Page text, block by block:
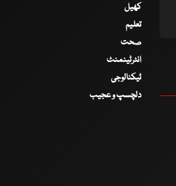
کھیل
تعلیم
صحت
انٹرٹینمنٹ
ٹیکنالوجی
دلچسپ و عجیب